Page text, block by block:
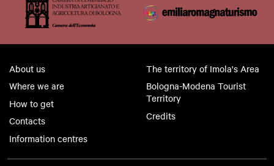
About us
Where we are
How to get
Contacts
Information centres
The territory of Imola's Area
Bologna-Modena Tourist
Territory
Credits